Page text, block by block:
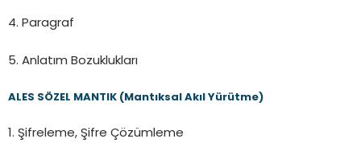
4. Paragraf
5. Anlatım Bozuklukları
ALES SÖZEL MANTIK (Mantıksal Akıl Yürütme)
1. Şifreleme, Şifre Çözümleme